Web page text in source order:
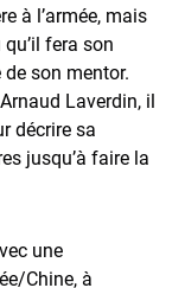
à l’armée, mais
fera son
son mentor.
Laverdin, il
décrire sa
jusqu’à faire la
une
Chine, à